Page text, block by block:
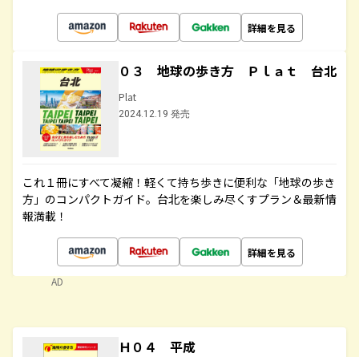
詳細を見る
０３ 地球の歩き方 Ｐｌａｔ 台北
Plat
2024.12.19 発売
これ１冊にすべて凝縮！軽くて持ち歩きに便利な「地球の歩き
方」のコンパクトガイド。台北を楽しみ尽くすプラン＆最新情
報満載！
詳細を見る
AD
Ｈ０４ 平成